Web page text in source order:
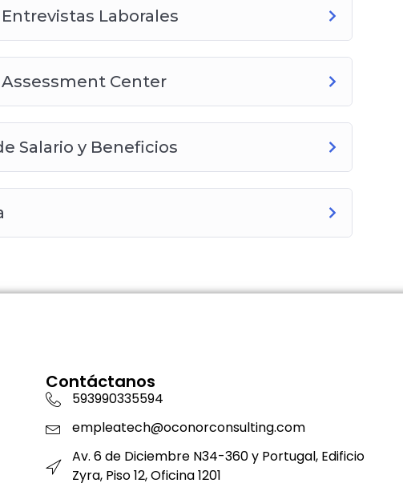
Laborales
Center
Salario y Beneficios
Contáctanos
593990335594
empleatech@oconorconsulting.com
Av. 6 de Diciembre N34-360 y Portugal, Edificio
Zyra, Piso 12, Oficina 1201